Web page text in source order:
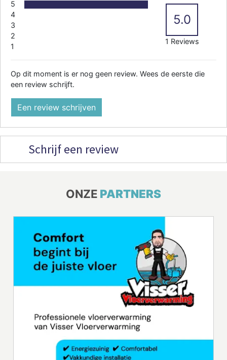
5
4
3
2
1
5.0
1 Reviews
Op dit moment is er nog geen review. Wees de eerste die
een review schrijft.
Een review schrijven
Schrijf een review
ONZE PARTNERS